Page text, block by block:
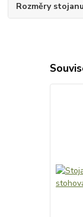
Rozměry